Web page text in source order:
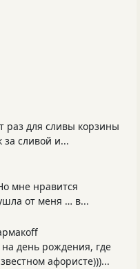
для сливы корзины
за сливой и...
мне нравится
от меня … в...
день рождения, где
афористе)))...